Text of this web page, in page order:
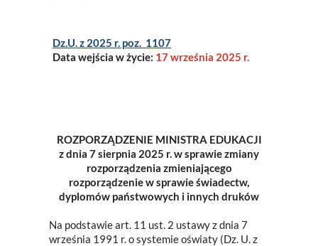
ROZPORZĄDZENIE MINISTRA EDUKACJI
z dnia 7 sierpnia 2025 r. w sprawie zmiany
rozporządzenia zmieniającego
rozporządzenie w sprawie świadectw,
dyplomów państwowych i innych druków
Na podstawie art. 11 ust. 2 ustawy z dnia 7
września 1991 r. o systemie oświaty (Dz. U. z
Dz.U. z 2025 r. poz. 1107
Data wejścia w życie: 17 września 2025 r.